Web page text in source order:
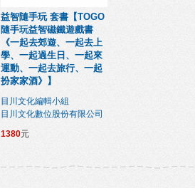
益智隨手玩 套書【TOGO
隨手玩益智磁鐵遊戲書
《一起去郊遊、一起去上
學、一起過生日、一起來
運動、一起去旅行、一起
扮家家酒》】
目川文化編輯小組
目川文化數位股份有限公司
1380元